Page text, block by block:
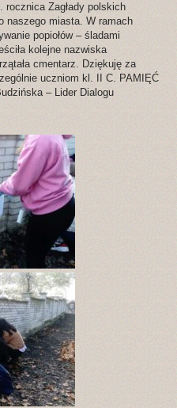
rocznica Zagłady polskich
naszego miasta. W ramach
popiołów – śladami
kolejne nazwiska
cmentarz. Dziękuję za
uczniom kl. II C. PAMIĘĆ
– Lider Dialogu